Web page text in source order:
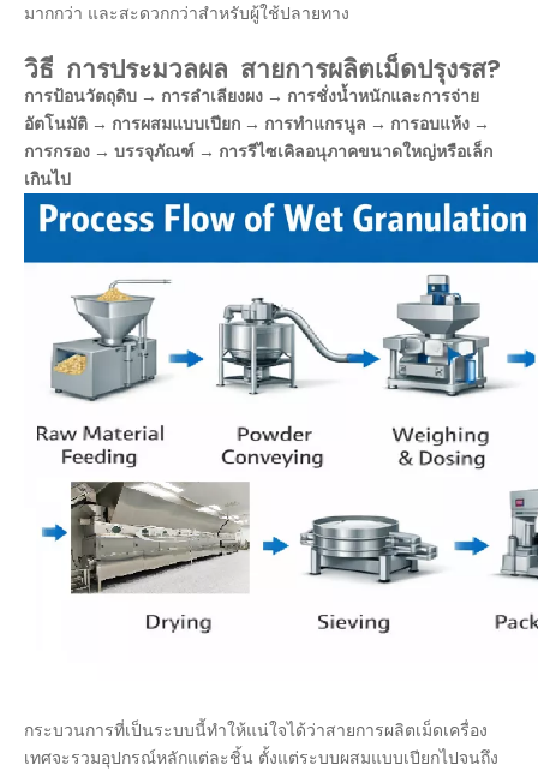
มากกว่า และสะดวกกว่าสำหรับผู้ใช้ปลายทาง
วิธี การประมวลผล สายการผลิตเม็ดปรุงรส?
การป้อนวัตถุดิบ → การลำเลียงผง → การชั่งน้ำหนักและการจ่าย
อัตโนมัติ → การผสมแบบเปียก → การทำแกรนูล → การอบแห้ง →
การกรอง → บรรจุภัณฑ์ → การรีไซเคิลอนุภาคขนาดใหญ่หรือเล็ก
เกินไป
กระบวนการที่เป็นระบบนี้ทำให้แน่ใจได้ว่าสายการผลิตเม็ดเครื่อง
เทศจะรวมอุปกรณ์หลักแต่ละชิ้น ตั้งแต่ระบบผสมแบบเปียกไปจนถึง